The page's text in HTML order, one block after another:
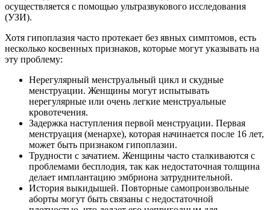
осуществляется с помощью ультразвукового исследования
(УЗИ).
Хотя гипоплазия часто протекает без явных симптомов, есть
несколько косвенных признаков, которые могут указывать на
эту проблему:
Нерегулярный менструальный цикл и скудные
менструации. Женщины могут испытывать
нерегулярные или очень легкие менструальные
кровотечения.
Задержка наступления первой менструации. Первая
менструация (менархе), которая начинается после 16 лет,
может быть признаком гипоплазии.
Трудности с зачатием. Женщины часто сталкиваются с
проблемами бесплодия, так как недостаточная толщина
делает имплантацию эмбриона затруднительной.
История выкидышей. Повторные самопроизвольные
аборты могут быть связаны с недостаточной